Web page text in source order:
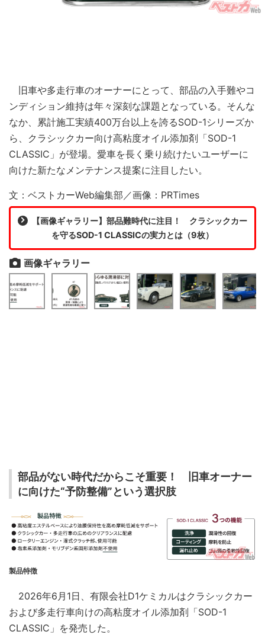
旧車や多走行車のオーナーにとって、部品の入手難やコ
ンディション維持は年々深刻な課題となっている。そんな
なか、累計施工実績400万台以上を誇るSOD-1シリーズか
ら、クラシックカー向け高粘度オイル添加剤「SOD-1
CLASSIC」が登場。愛車を長く乗り続けたいユーザーに
向けた新たなメンテナンス提案に注目したい。
文：ベストカーWeb編集部／画像：PRTimes
【画像ギャラリー】部品難時代に注目！ クラシックカー
を守るSOD-1 CLASSICの実力とは（9枚）
画像ギャラリー
部品がない時代だからこそ重要！ 旧車オーナー
に向けた“予防整備”という選択肢
製品特徴
2026年6月1日、有限会社D1ケミカルはクラシックカー
および多走行車向けの高粘度オイル添加剤「SOD-1
CLASSIC」を発売した。